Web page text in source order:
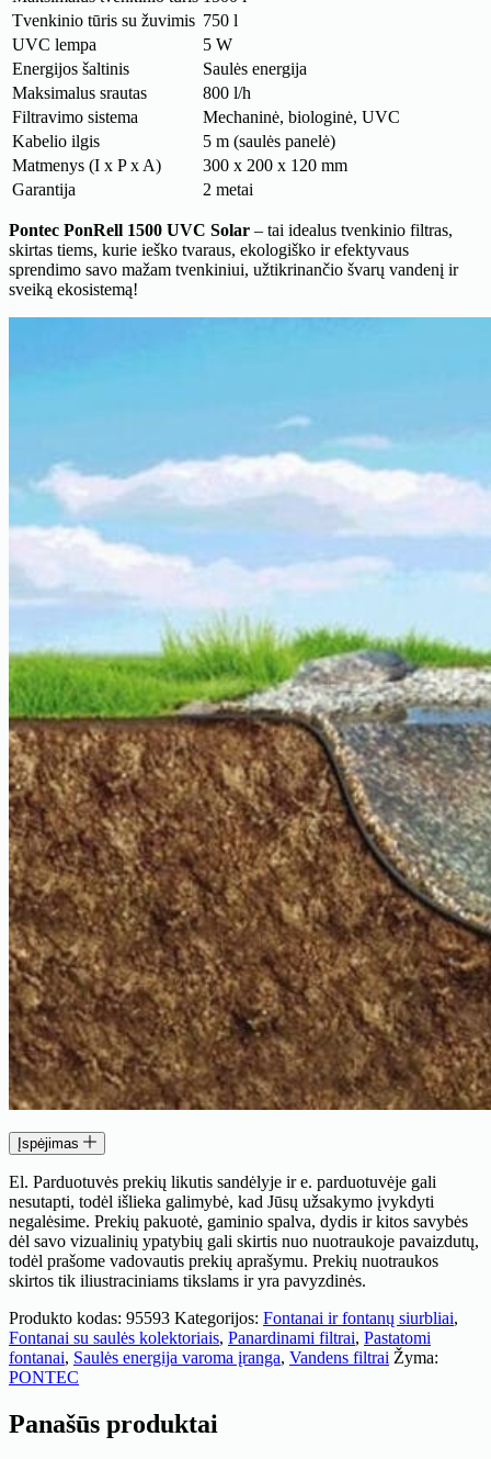
Tvenkinio tūris su žuvimis 750 l
UVC lempa
5 W
Energijos šaltinis
Saulės energija
Maksimalus srautas
800 l/h
Filtravimo sistema
Mechaninė, biologinė, UVC
Kabelio ilgis
5 m (saulės panelė)
Matmenys (I x P x A)
300 x 200 x 120 mm
Garantija
2 metai
Pontec PonRell 1500 UVC Solar – tai idealus tvenkinio filtras,
skirtas tiems, kurie ieško tvaraus, ekologiško ir efektyvaus
sprendimo savo mažam tvenkiniui, užtikrinančio švarų vandenį ir
sveiką ekosistemą!
Įspėjimas
El. Parduotuvės prekių likutis sandėlyje ir e. parduotuvėje gali
nesutapti, todėl išlieka galimybė, kad Jūsų užsakymo įvykdyti
negalėsime. Prekių pakuotė, gaminio spalva, dydis ir kitos savybės
dėl savo vizualinių ypatybių gali skirtis nuo nuotraukoje pavaizdutų,
todėl prašome vadovautis prekių aprašymu. Prekių nuotraukos
skirtos tik iliustraciniams tikslams ir yra pavyzdinės.
Produkto kodas: 95593 Kategorijos: Fontanai ir fontanų siurbliai,
Fontanai su saulės kolektoriais, Panardinami filtrai, Pastatomi
fontanai, Saulės energija varoma įranga, Vandens filtrai Žyma:
PONTEC
Panašūs produktai